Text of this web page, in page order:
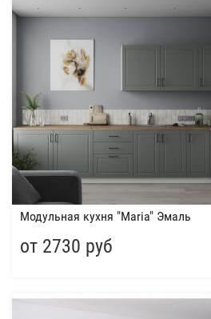
Модульная кухня "Maria" Эмаль
от 2730 руб